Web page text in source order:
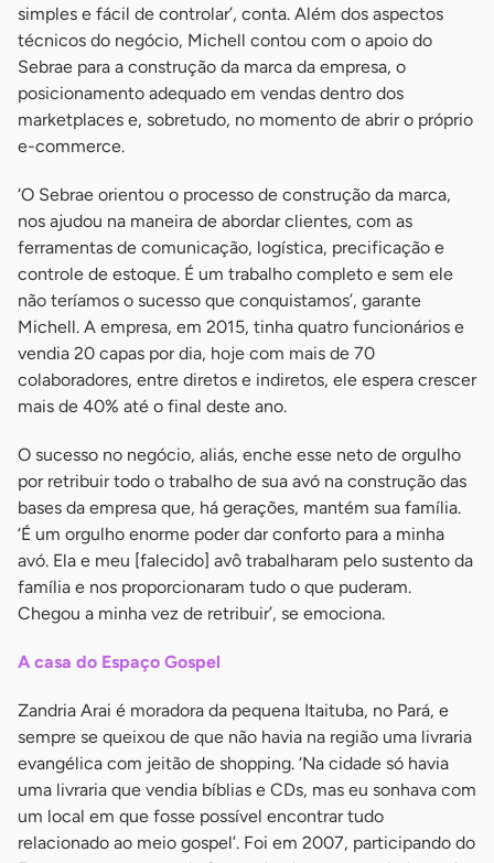
simples e fácil de controlar’, conta. Além dos aspectos
técnicos do negócio, Michell contou com o apoio do
Sebrae para a construção da marca da empresa, o
posicionamento adequado em vendas dentro dos
marketplaces e, sobretudo, no momento de abrir o próprio
e-commerce.
‘O Sebrae orientou o processo de construção da marca,
nos ajudou na maneira de abordar clientes, com as
ferramentas de comunicação, logística, precificação e
controle de estoque. É um trabalho completo e sem ele
não teríamos o sucesso que conquistamos’, garante
Michell. A empresa, em 2015, tinha quatro funcionários e
vendia 20 capas por dia, hoje com mais de 70
colaboradores, entre diretos e indiretos, ele espera crescer
mais de 40% até o final deste ano.
O sucesso no negócio, aliás, enche esse neto de orgulho
por retribuir todo o trabalho de sua avó na construção das
bases da empresa que, há gerações, mantém sua família.
‘É um orgulho enorme poder dar conforto para a minha
avó. Ela e meu [falecido] avô trabalharam pelo sustento da
família e nos proporcionaram tudo o que puderam.
Chegou a minha vez de retribuir’, se emociona.
A casa do Espaço Gospel
Zandria Arai é moradora da pequena Itaituba, no Pará, e
sempre se queixou de que não havia na região uma livraria
evangélica com jeitão de shopping. ‘Na cidade só havia
uma livraria que vendia bíblias e CDs, mas eu sonhava com
um local em que fosse possível encontrar tudo
relacionado ao meio gospel’. Foi em 2007, participando do